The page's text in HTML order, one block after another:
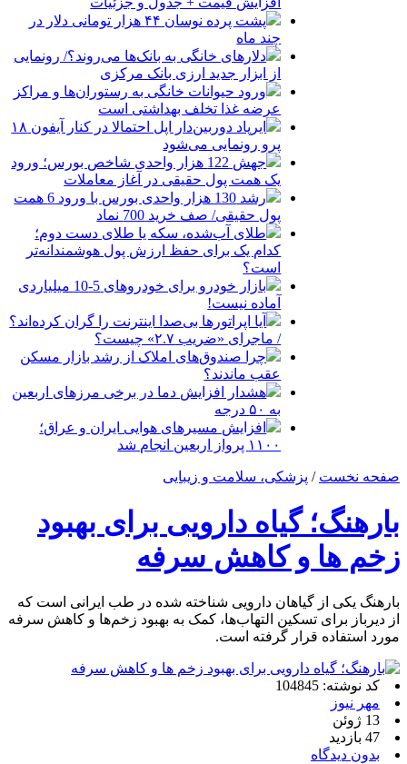
پشت پرده نوسان ۴۴ هزار تومانی دلار در
چند ماه
دلارهای خانگی به بانک‌ها می‌روند؟/ رونمایی
از ابزار جدید ارزی بانک مرکزی
ورود حیوانات خانگی به رستوران‌ها و مراکز
عرضه غذا تخلف بهداشتی است
ایرپاد دوربین‌دار اپل احتمالا در کنار آیفون ۱۸
پرو رونمایی می‌شود
جهش 122 هزار واحدی شاخص بورس؛ ورود
یک همت پول حقیقی در آغاز معاملات
رشد 130 هزار واحدی بورس با ورود 6 همت
پول حقیقی/ صف خرید 700 نماد
طلای آب‌شده، سکه یا طلای دست دوم؛
کدام یک برای حفظ ارزش پول هوشمندانه‌تر
است؟
بازار خودرو برای خودروهای 5-10 میلیاردی
آماده نیست!
آیا اپراتورها بی‌صدا اینترنت را گران کرده‌اند؟
/ ماجرای «ضریب ۲.۷» چیست؟
چرا صندوق‌های املاک از رشد بازار مسکن
عقب ماندند؟
هشدار افزایش دما در برخی مرزهای اربعین
به ۵۰ درجه
افزایش مسیرهای هوایی ایران و عراق؛
۱۱۰۰ پرواز اربعین انجام شد
صفحه نخست / پزشکی، سلامت و زیبایی
بارهنگ؛ گیاه دارویی برای بهبود
زخم ها و کاهش سرفه
بارهنگ یکی از گیاهان دارویی شناخته‌ شده در طب ایرانی است که
از دیرباز برای تسکین التهاب‌ها، کمک به بهبود زخم‌ها و کاهش سرفه
مورد استفاده قرار گرفته است.
کد نوشته: 104845
مهر نیوز
13 ژوئن
47 بازدید
بدون دیدگاه